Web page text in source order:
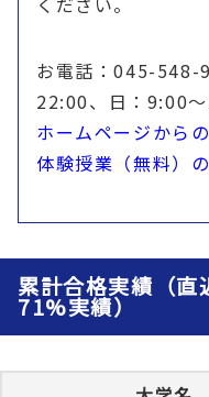
お電話：045-548-
22:00、日：9:00〜
ホームページから
体験授業（無料）
累計合格実績（直
71%実績）